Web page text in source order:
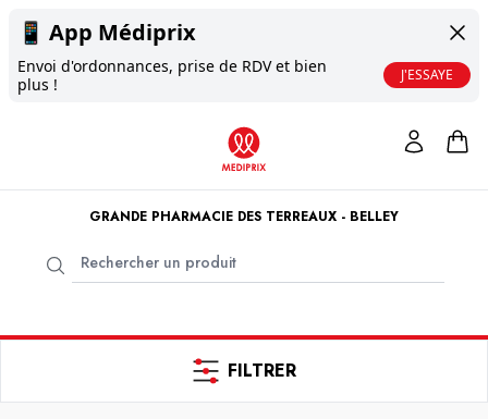
📱 App Médiprix
Envoi d'ordonnances, prise de RDV et bien
plus !
J'ESSAYE
GRANDE PHARMACIE DES TERREAUX - BELLEY
FILTRER